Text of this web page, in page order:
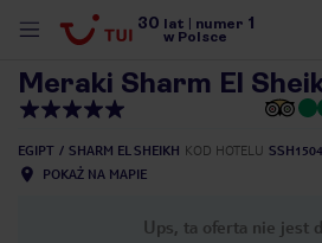
30 lat numer 1
w Polsce
Meraki Sharm El
EGIPT SHARM EL SHEIKH KOD HOTELU
POKAŻ NA MAPIE
Ups, ta oferta nie jest